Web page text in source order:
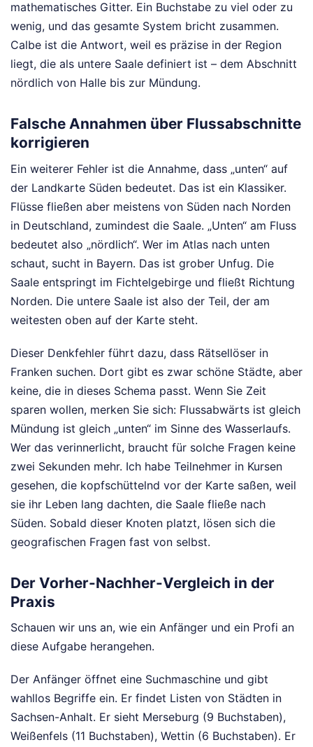
mathematisches Gitter. Ein Buchstabe zu viel oder zu
wenig, und das gesamte System bricht zusammen.
Calbe ist die Antwort, weil es präzise in der Region
liegt, die als untere Saale definiert ist – dem Abschnitt
nördlich von Halle bis zur Mündung.
Falsche Annahmen über Flussabschnitte
korrigieren
Ein weiterer Fehler ist die Annahme, dass „unten“ auf
der Landkarte Süden bedeutet. Das ist ein Klassiker.
Flüsse fließen aber meistens von Süden nach Norden
in Deutschland, zumindest die Saale. „Unten“ am Fluss
bedeutet also „nördlich“. Wer im Atlas nach unten
schaut, sucht in Bayern. Das ist grober Unfug. Die
Saale entspringt im Fichtelgebirge und fließt Richtung
Norden. Die untere Saale ist also der Teil, der am
weitesten oben auf der Karte steht.
Dieser Denkfehler führt dazu, dass Rätsellöser in
Franken suchen. Dort gibt es zwar schöne Städte, aber
keine, die in dieses Schema passt. Wenn Sie Zeit
sparen wollen, merken Sie sich: Flussabwärts ist gleich
Mündung ist gleich „unten“ im Sinne des Wasserlaufs.
Wer das verinnerlicht, braucht für solche Fragen keine
zwei Sekunden mehr. Ich habe Teilnehmer in Kursen
gesehen, die kopfschüttelnd vor der Karte saßen, weil
sie ihr Leben lang dachten, die Saale fließe nach
Süden. Sobald dieser Knoten platzt, lösen sich die
geografischen Fragen fast von selbst.
Der Vorher-Nachher-Vergleich in der
Praxis
Schauen wir uns an, wie ein Anfänger und ein Profi an
diese Aufgabe herangehen.
Der Anfänger öffnet eine Suchmaschine und gibt
wahllos Begriffe ein. Er findet Listen von Städten in
Sachsen-Anhalt. Er sieht Merseburg (9 Buchstaben),
Weißenfels (11 Buchstaben), Wettin (6 Buchstaben). Er